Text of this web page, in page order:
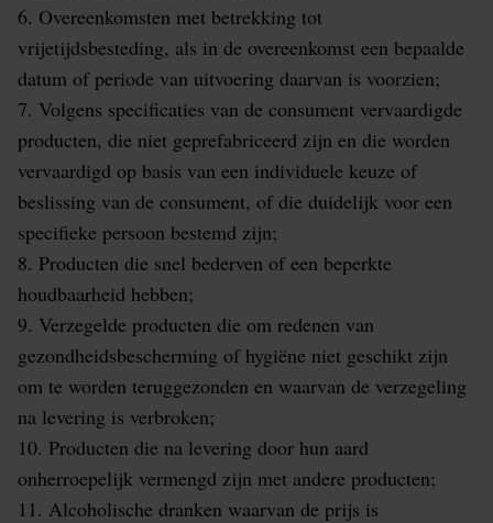
6. Overeenkomsten met betrekking tot
vrijetijdsbesteding, als in de overeenkomst een bepaalde
datum of periode van uitvoering daarvan is voorzien;
7. Volgens specificaties van de consument vervaardigde
producten, die niet geprefabriceerd zijn en die worden
vervaardigd op basis van een individuele keuze of
beslissing van de consument, of die duidelijk voor een
specifieke persoon bestemd zijn;
8. Producten die snel bederven of een beperkte
houdbaarheid hebben;
9. Verzegelde producten die om redenen van
gezondheidsbescherming of hygiëne niet geschikt zijn
om te worden teruggezonden en waarvan de verzegeling
na levering is verbroken;
10. Producten die na levering door hun aard
onherroepelijk vermengd zijn met andere producten;
11. Alcoholische dranken waarvan de prijs is